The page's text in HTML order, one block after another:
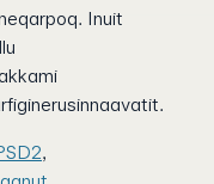
Inuit
,